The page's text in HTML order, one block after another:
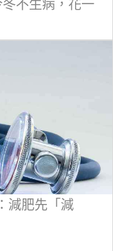
不生病，花一
減肥先「減